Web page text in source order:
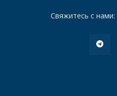
Свяжитесь с нами: